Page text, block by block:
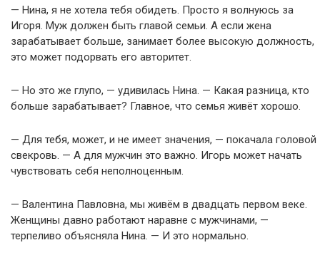
— Нина, я не хотела тебя обидеть. Просто я волнуюсь за
Игоря. Муж должен быть главой семьи. А если жена
зарабатывает больше, занимает более высокую должность,
это может подорвать его авторитет.
— Но это же глупо, — удивилась Нина. — Какая разница, кто
больше зарабатывает? Главное, что семья живёт хорошо.
— Для тебя, может, и не имеет значения, — покачала головой
свекровь. — А для мужчин это важно. Игорь может начать
чувствовать себя неполноценным.
— Валентина Павловна, мы живём в двадцать первом веке.
Женщины давно работают наравне с мужчинами, —
терпеливо объясняла Нина. — И это нормально.